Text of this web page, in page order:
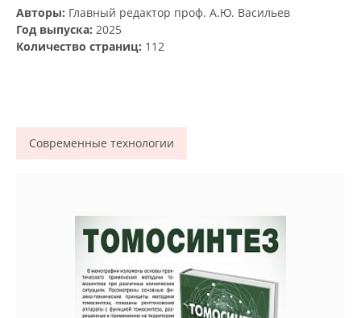
Авторы: Главный редактор проф. А.Ю. Васильев
Год выпуска: 2025
Количество страниц: 112
Современные технологии